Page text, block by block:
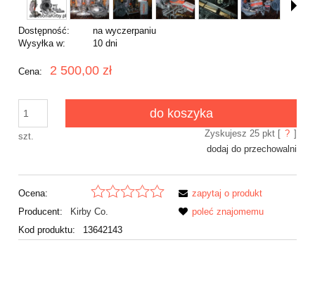
Dostępność:
na wyczerpaniu
Wysyłka w:
10 dni
Cena: 2 500,00 zł
szt.
do koszyka
Zyskujesz 25pkt [ ? ]
dodaj do przechowalni
Ocena:
Producent:
Kirby Co.
Kod produktu:
13642143
zapytaj o produkt
poleć znajomemu